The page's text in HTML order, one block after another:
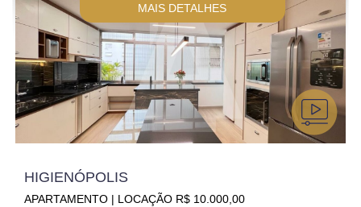
MAIS DETALHES
HIGIENÓPOLIS
APARTAMENTO | LOCAÇÃO R$ 10.000,00